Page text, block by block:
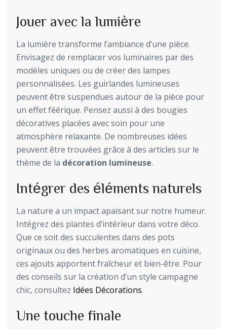
Jouer avec la lumière
La lumière transforme l’ambiance d’une pièce.
Envisagez de remplacer vos luminaires par des
modèles uniques ou de créer des lampes
personnalisées. Les guirlandes lumineuses
peuvent être suspendues autour de la pièce pour
un effet féérique. Pensez aussi à des bougies
décoratives placées avec soin pour une
atmosphère relaxante. De nombreuses idées
peuvent être trouvées grâce à des articles sur le
thème de la décoration lumineuse.
Intégrer des éléments naturels
La nature a un impact apaisant sur notre humeur.
Intégrez des plantes d’intérieur dans votre déco.
Que ce soit des succulentes dans des pots
originaux ou des herbes aromatiques en cuisine,
ces ajouts apportent fraîcheur et bien-être. Pour
des conseils sur la création d’un style campagne
chic, consultez Idées Décorations.
Une touche finale